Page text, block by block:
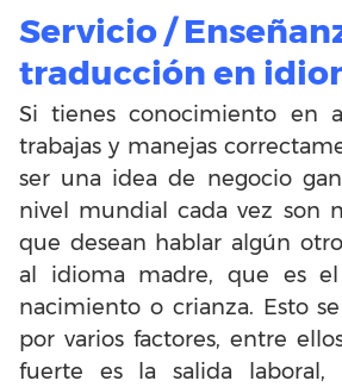
Servicio /
traducción en
Si tienes conocimiento en
trabajas y manejas
ser una idea de negocio
nivel mundial cada vez son
que desean hablar algún
al idioma madre, que es
nacimiento o crianza. Esto
por varios factores, entre
fuerte es la salida laboral,